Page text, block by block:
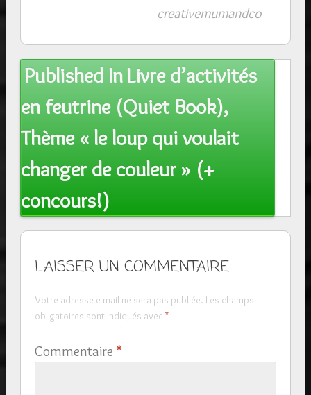
creativemumandco
Post
navigation
Published InLivre d’activités
en feutrine (Quiet Book),
Thème « le loup qui voulait
changer de couleur » (+
concours!)
LAISSER UN COMMENTAIRE
Votre adresse e-mail ne sera pas publiée. Les champs
obligatoires sont indiqués avec *
Commentaire *